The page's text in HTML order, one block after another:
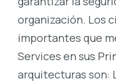
organización. Los
importantes que
Services en sus
arquitecturas son: